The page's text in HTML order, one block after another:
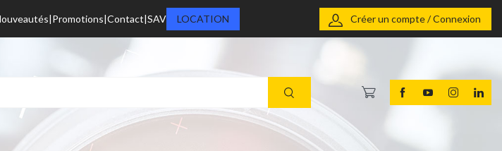
Promotions Contact SAV LOCATION Créer un compte / Connexion